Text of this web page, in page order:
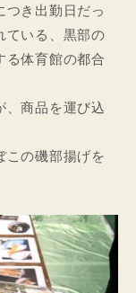
つき出勤日だっ
ている、黒部の
る体育館の都合
、商品を運び込
この磯部揚げを